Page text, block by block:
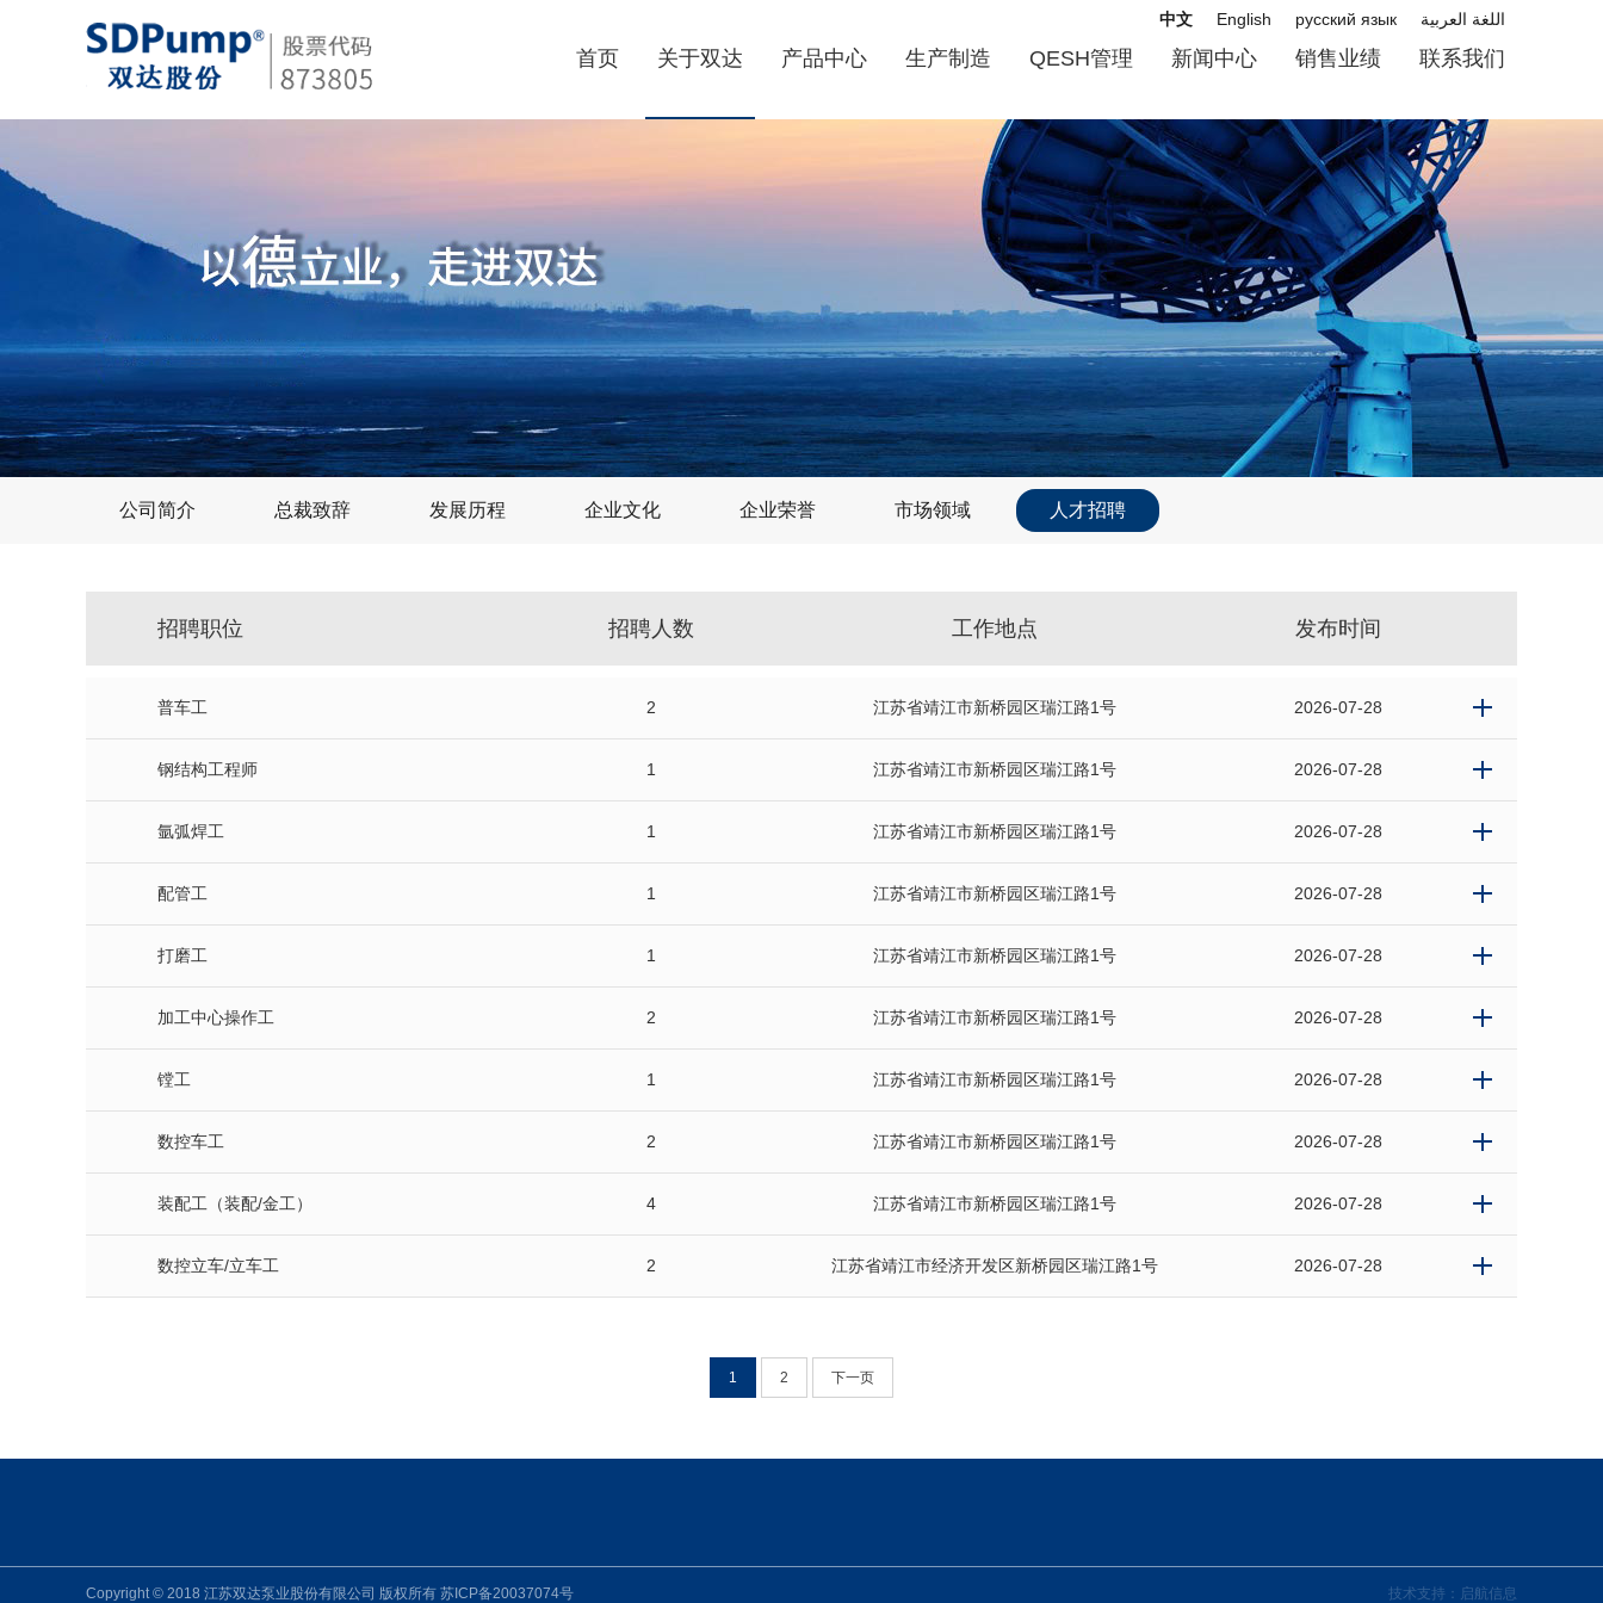
中文 English русский язык اللغة العربية
首页 关于双达 产品中心 生产制造 QESH管理 新闻中心 销售业绩 联系我们
公司简介 总裁致辞 发展历程 企业文化 企业荣誉 市场领域 人才招聘
招聘职位 招聘人数 工作地点 发布时间
普车工 2 江苏省靖江市新桥园区瑞江路1号 2026-07-28
钢结构工程师 1 江苏省靖江市新桥园区瑞江路1号 2026-07-28
氩弧焊工 1 江苏省靖江市新桥园区瑞江路1号 2026-07-28
配管工 1 江苏省靖江市新桥园区瑞江路1号 2026-07-28
打磨工 1 江苏省靖江市新桥园区瑞江路1号 2026-07-28
加工中心操作工 2 江苏省靖江市新桥园区瑞江路1号 2026-07-28
镗工 1 江苏省靖江市新桥园区瑞江路1号 2026-07-28
数控车工 2 江苏省靖江市新桥园区瑞江路1号 2026-07-28
装配工（装配/金工） 4 江苏省靖江市新桥园区瑞江路1号 2026-07-28
数控立车/立车工 2 江苏省靖江市经济开发区新桥园区瑞江路1号 2026-07-28
1 2 下一页
Copyright © 2018 江苏双达泵业股份有限公司 版权所有 苏ICP备20037074号 技术支持： 启航信息